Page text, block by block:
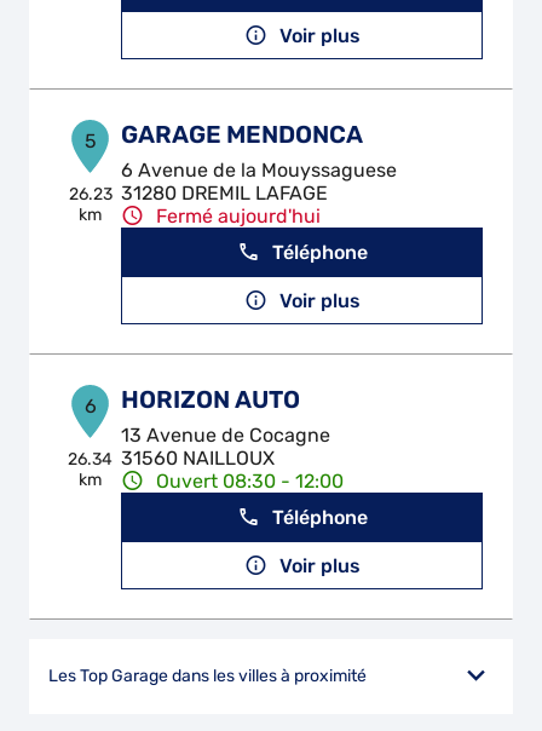
Voir plus
5
26.23
km
GARAGE MENDONCA
6 Avenue de la Mouyssaguese
31280 DREMIL LAFAGE
Fermé aujourd'hui
Téléphone
Voir plus
6
26.34
km
HORIZON AUTO
13 Avenue de Cocagne
31560 NAILLOUX
Ouvert 08:30 - 12:00
Téléphone
Voir plus
Les Top Garage dans les villes à proximité